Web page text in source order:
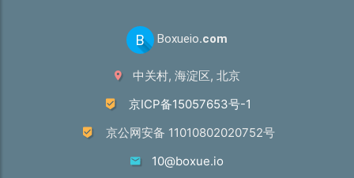
B Boxueio.com
中关村, 海淀区, 北京
京ICP备15057653号-1
京公网安备 11010802020752号
10@boxue.io